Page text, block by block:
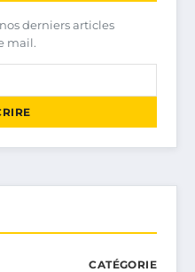
derniers articles
mail.
CATÉGORIE